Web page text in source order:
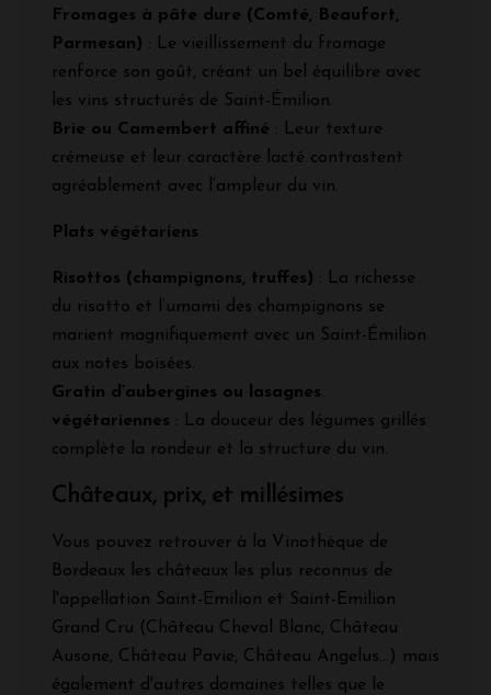
Fromages à pâte dure (Comté, Beaufort,
Parmesan) : Le vieillissement du fromage
renforce son goût, créant un bel équilibre avec
les vins structurés de Saint-Émilion.
Brie ou Camembert affiné : Leur texture
crémeuse et leur caractère lacté contrastent
agréablement avec l’ampleur du vin.
Plats végétariens
Risottos (champignons, truffes) : La richesse
du risotto et l’umami des champignons se
marient magnifiquement avec un Saint-Émilion
aux notes boisées.
Gratin d’aubergines ou lasagnes
végétariennes : La douceur des légumes grillés
complète la rondeur et la structure du vin.
Châteaux, prix, et millésimes
Vous pouvez retrouver à la Vinothèque de
Bordeaux les châteaux les plus reconnus de
l'appellation Saint-Emilion et Saint-Emilion
Grand Cru (Château Cheval Blanc, Château
Ausone, Château Pavie, Château Angelus...) mais
également d'autres domaines telles que le